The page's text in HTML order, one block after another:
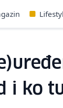
i ko